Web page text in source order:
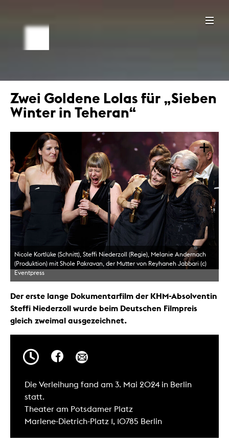
Zwei Goldene Lolas für „Sieben
Winter in Teheran“
+
Nicole Kortlüke (Schnitt), Steffi Niederzoll (Regie), Melanie Andernach
(Produktion) mit Shole Pakravan, der Mutter von Reyhaneh Jabbari (c)
Eventpress
Der erste lange Dokumentarfilm der KHM-Absolventin
Steffi Niederzoll wurde beim Deutschen Filmpreis
gleich zweimal ausgezeichnet.
Die Verleihung fand am 3. Mai 2024 in Berlin
statt.
Theater am Potsdamer Platz
Marlene-Dietrich-Platz 1, 10785 Berlin